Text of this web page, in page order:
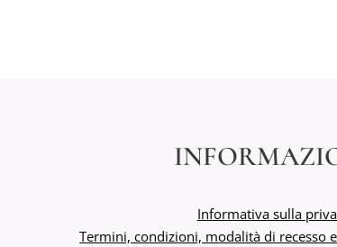
Informativa sulla
Termini, condizioni, modalità di recesso